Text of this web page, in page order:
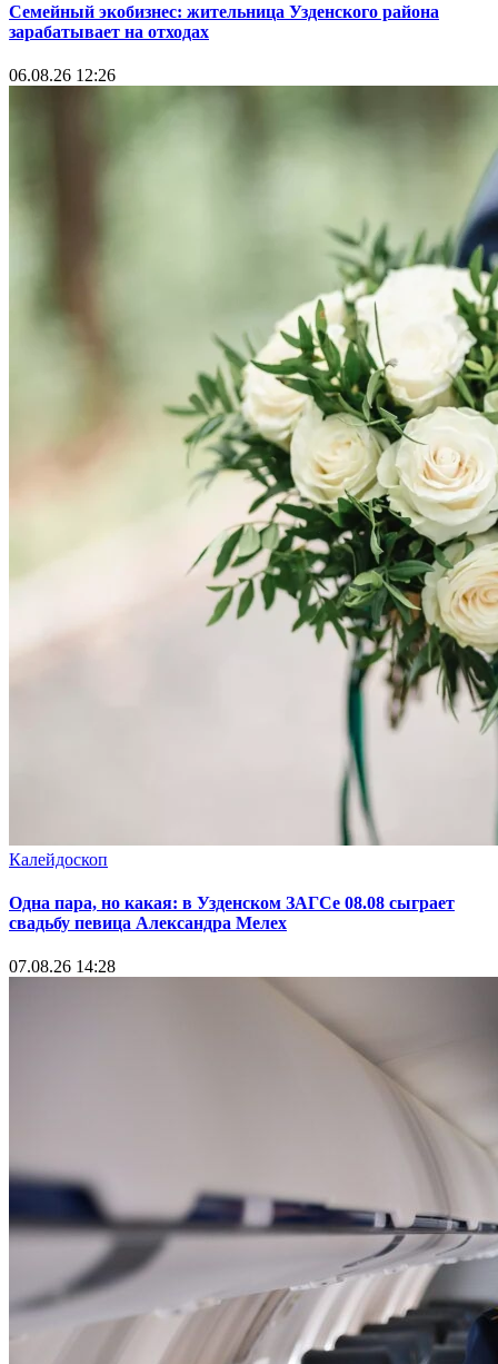
Семейный экобизнес: жительница Узденского района
зарабатывает на отходах
06.08.26 12:26
Калейдоскоп
Одна пара, но какая: в Узденском ЗАГСе 08.08 сыграет
свадьбу певица Александра Мелех
07.08.26 14:28